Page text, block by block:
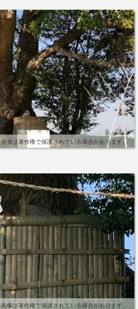
画像は著作権で保護されている場合があります。
画像は著作権で保護されている場合があります。